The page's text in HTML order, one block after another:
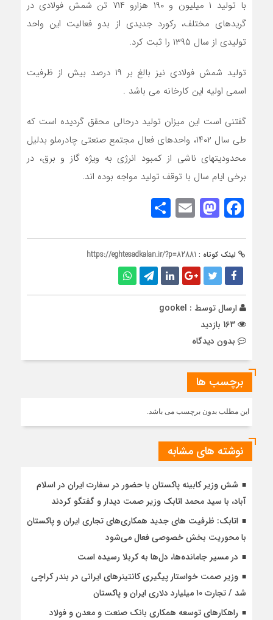
با تولید ۱ میلیون و ۱۹۰ هزارو ۷۱۴ تن شمش فولادی در
گریدهای مختلف، رکورد جدیدی از بدو فعالیت این واحد
تولیدی از سال ۱۳۹۵ را ثبت کرد.
تولید شمش فولادی نیز بالغ بر ۱۹ درصد بیش از ظرفیت
اسمی اولیه این کارخانه می باشد .
گفتنی است این میزان تولید درحالی محقق گردیده است که
طی سال ۱۴۰۲، واحدهای فعال مجتمع صنعتی چادرملو بدلیل
محدودیتهای ناشی از کمبود انرژی به ویژه گاز و برق، در
برخی ایام سال با توقف تولید مواجه بوده اند.
Facebook
Mastodon
Email
لینک کوتاه : https://eghtesadkalan.ir/?p=82881
ارسال توسط : gookel
بدون دیدگاه
برچسب ها
این مطلب بدون برچسب می باشد.
نوشته های مشابه
شش وزیر کابینه پاکستان با حضور در سفارت ایران در اسلام
آباد، با سيد محمد اتابك وزير صمت ديدار و گفتگو كردند
اتابک: ظرفیت های جدید همکاری‌های تجاری ایران و پاکستان
با محوریت بخش خصوصی فعال می‌شود
در مسیر جا‌مانده‌ها، دل‌ها به کربلا رسیده است
وزیر صمت خواستار پیگیری کانتینرهای ایرانی در بندر کراچی
شد / تجارت ۱۰ میلیارد دلاری ایران و پاکستان
راهکارهای توسعه همکاری بانک صنعت و معدن و فولاد